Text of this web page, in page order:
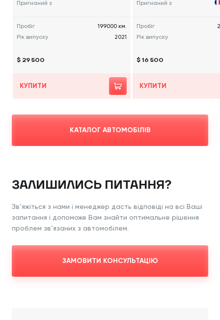
Пригнаний з
Пробіг
199000 км.
Рік випуску
2021
$ 29 500
КУПИТИ
Пригнаний з
Пробіг
Рік випуску
$ 16 500
КУПИТИ
КАТАЛОГ АВТОМОБІЛІВ
ЗАЛИШИЛИСЬ ПИТАННЯ?
Зв’яжіться з нами і менеджер дасть відповіді на всі Ваші
запитання і допоможе Вам знайти оптимальне рішення
проблем зв’язаних з автомобілем.
ЗАМОВИТИ КОНСУЛЬТАЦІЮ